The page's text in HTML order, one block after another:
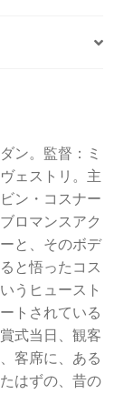
ン。監督：ミ
ェストリ。主
ン・コスナー
ロマンスアク
と、そのボデ
と悟ったコス
うヒュースト
トされている
式当日、観客
客席に、ある
はずの、昔の